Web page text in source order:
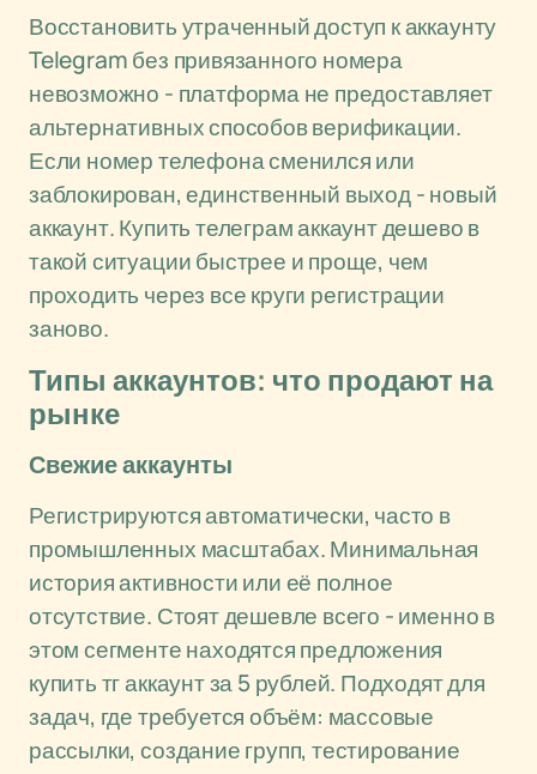
Восстановить утраченный доступ к аккаунту
Telegram без привязанного номера
невозможно - платформа не предоставляет
альтернативных способов верификации.
Если номер телефона сменился или
заблокирован, единственный выход - новый
аккаунт. Купить телеграм аккаунт дешево в
такой ситуации быстрее и проще, чем
проходить через все круги регистрации
заново.
Типы аккаунтов: что продают на
рынке
Свежие аккаунты
Регистрируются автоматически, часто в
промышленных масштабах. Минимальная
история активности или её полное
отсутствие. Стоят дешевле всего - именно в
этом сегменте находятся предложения
купить тг аккаунт за 5 рублей. Подходят для
задач, где требуется объём: массовые
рассылки, создание групп, тестирование